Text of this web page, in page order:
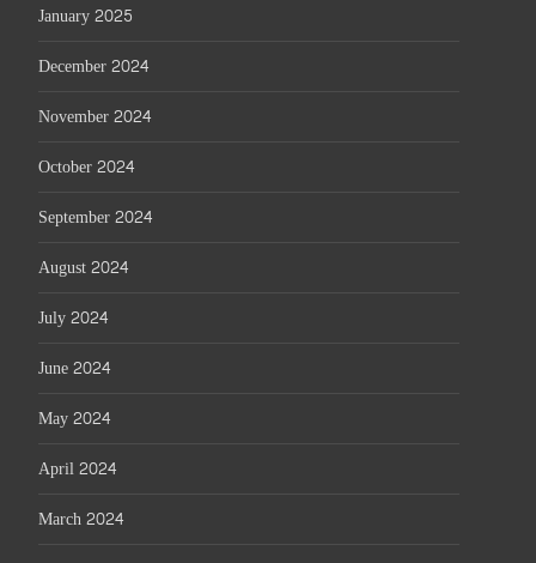
January 2025
December 2024
November 2024
October 2024
September 2024
August 2024
July 2024
June 2024
May 2024
April 2024
March 2024